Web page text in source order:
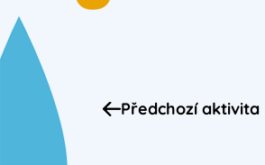
Předchozí aktivita